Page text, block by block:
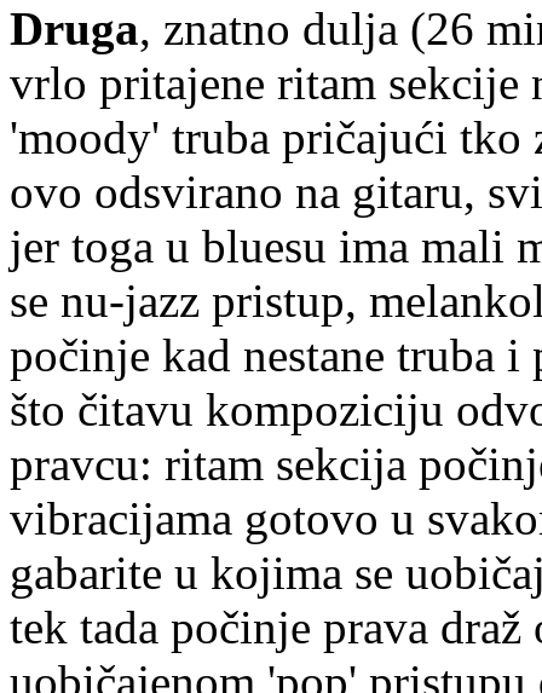
Druga, znatno dulja (26
vrlo pritajene ritam sekcije
'moody' truba pričajući tko
ovo odsvirano na gitaru,
jer toga u bluesu ima mali
se nu-jazz pristup,
počinje kad nestane truba
što čitavu kompoziciju
pravcu: ritam sekcija
vibracijama gotovo u
gabarite u kojima se
tek tada počinje prava
uobičajenom 'pop'